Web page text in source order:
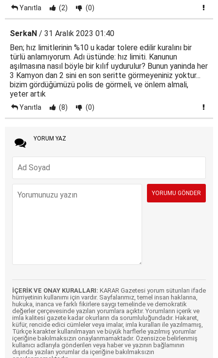
Yanıtla (2) (0)
SerkaN / 31 Aralık 2023 01:40
Ben; hız limitlerinin %10 u kadar tolere edilir kuralını bir
türlü anlamıyorum. Adı üstünde: hız limiti. Kanunun
aşılmasına nasıl böyle bir kılıf uydurulur? Bunun yaninda her
3 Kamyon dan 2 sini en son seritte görmeyeniniz yoktur...
bizim gördüğümüzü polis de görmeli, ve önlem almali,
yeter artık
Yanıtla (8) (0)
YORUM YAZ
İÇERİK VE ONAY KURALLARI: KARAR Gazetesi yorum sütunları ifade
hürriyetinin kullanımı için vardır. Sayfalarımız, temel insan haklarına,
hukuka, inanca ve farklı fikirlere saygı temelinde ve demokratik
değerler çerçevesinde yazılan yorumlara açıktır. Yorumların içerik ve
imla kalitesi gazete kadar okurların da sorumluluğundadır. Hakaret,
küfür, rencide edici cümleler veya imalar, imla kuralları ile yazılmamış,
Türkçe karakter kullanılmayan ve büyük harflerle yazılmış yorumlar
içeriğine bakılmaksızın onaylanmamaktadır. Özensizce belirlenmiş
kullanıcı adlarıyla gönderilen veya haber ve yazının bağlamının
dışında yazılan yorumlar da içeriğine bakılmaksızın